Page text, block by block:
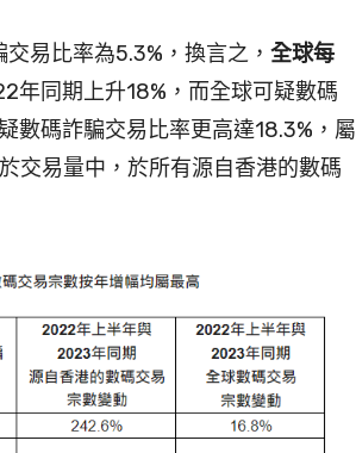
易比率為5.3%，換言之， 全球每
年同期上升18%，而全球可疑數碼
數碼詐騙交易比率更高達18.3%，屬
交易量中，於所有源自香港的數碼